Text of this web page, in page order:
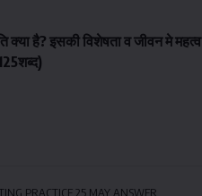
क्या है? इसकी विशेषता व जीवन मे महत्व
PRACTICE 25 MAY ANSWER